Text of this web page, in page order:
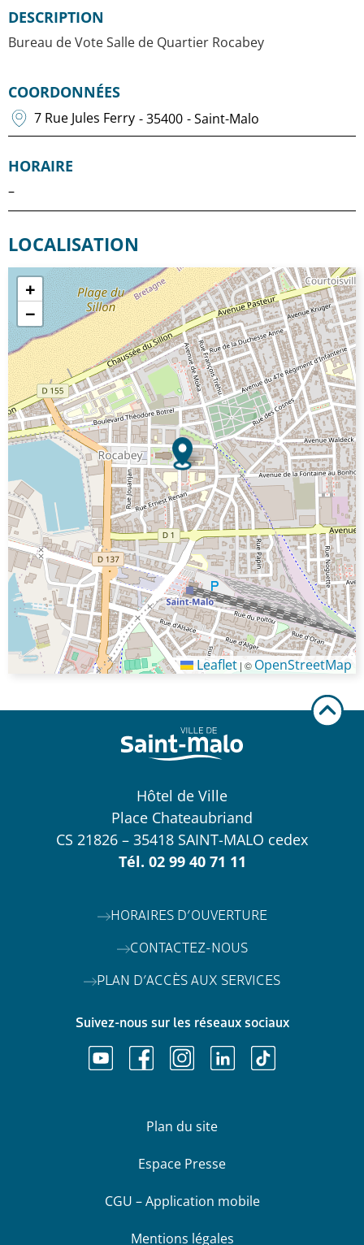
DESCRIPTION
Bureau de Vote Salle de Quartier Rocabey
COORDONNÉES
7 Rue Jules Ferry - 35400 - Saint-Malo
HORAIRE
–
LOCALISATION
+
−
Leaflet | © OpenStreetMap
Hôtel de Ville
Place Chateaubriand
CS 21826 – 35418 SAINT-MALO cedex
Tél. 02 99 40 71 11
HORAIRES D’OUVERTURE
CONTACTEZ-NOUS
PLAN D’ACCÈS AUX SERVICES
Suivez-nous sur les réseaux sociaux
Plan du site
Espace Presse
CGU – Application mobile
Mentions légales